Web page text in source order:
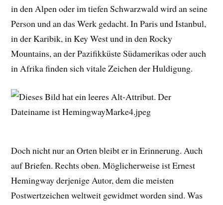
in den Alpen oder im tiefen Schwarzwald wird an seine
Person und an das Werk gedacht. In Paris und Istanbul,
in der Karibik, in Key West und in den Rocky
Mountains, an der Pazifikküste Südamerikas oder auch
in Afrika finden sich vitale Zeichen der Huldigung.
Doch nicht nur an Orten bleibt er in Erinnerung. Auch
auf Briefen. Rechts oben. Möglicherweise ist Ernest
Hemingway derjenige Autor, dem die meisten
Postwertzeichen weltweit gewidmet worden sind. Was